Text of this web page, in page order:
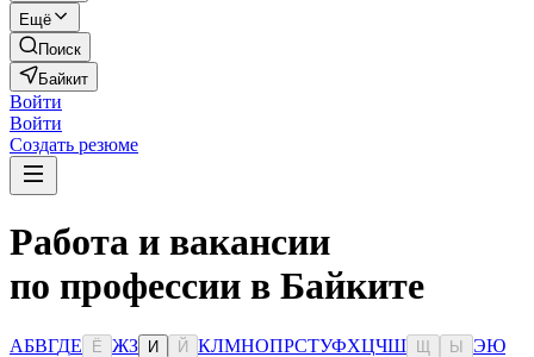
Ещё
Поиск
Байкит
Войти
Войти
Создать резюме
Работа и вакансии
по профессии в Байките
АБВГДЕ Ё ЖЗ И Й КЛМНОПРСТУФХЦЧШ Ы ЭЮ